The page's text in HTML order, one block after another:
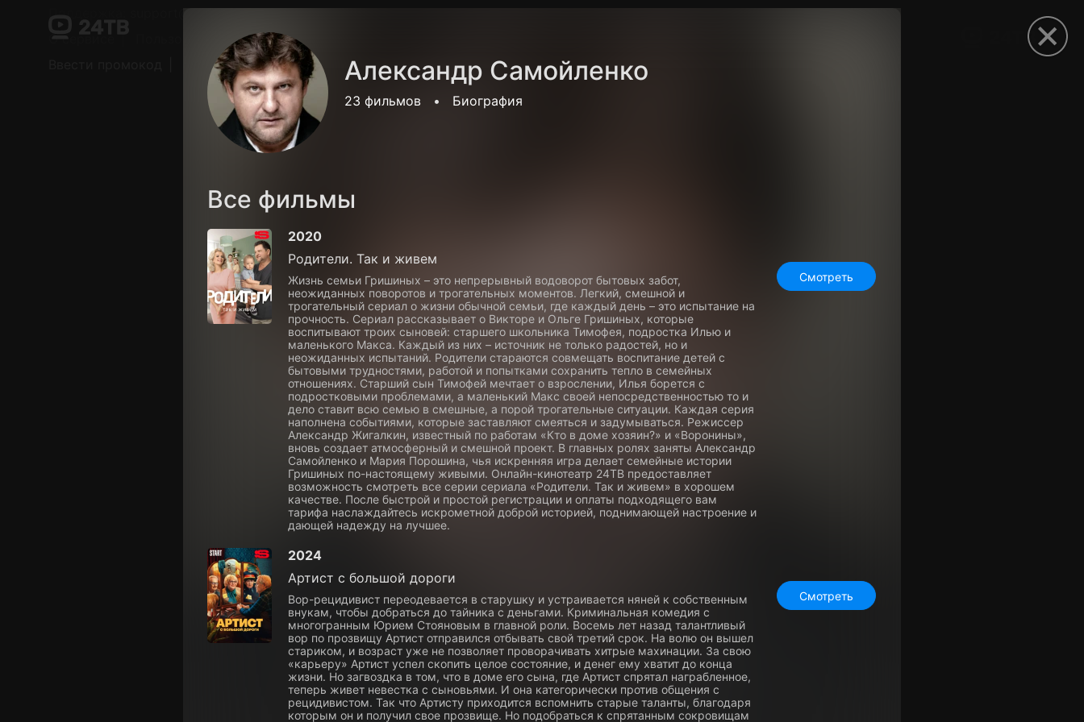
Александр Самойленко
23 фильмов • Биография
Все фильмы
2020
Родители. Так и живем
Жизнь семьи Гришиных – это непрерывный водоворот бытовых забот,
неожиданных поворотов и трогательных моментов. Легкий, смешной и
трогательный сериал о жизни обычной семьи, где каждый день – это испытание на
прочность. Сериал рассказывает о Викторе и Ольге Гришиных, которые
воспитывают троих сыновей: старшего школьника Тимофея, подростка Илью и
маленького Макса. Каждый из них – источник не только радостей, но и
неожиданных испытаний. Родители стараются совмещать воспитание детей с
бытовыми трудностями, работой и попытками сохранить тепло в семейных
отношениях. Старший сын Тимофей мечтает о взрослении, Илья борется с
подростковыми проблемами, а маленький Макс своей непосредственностью то и
дело ставит всю семью в смешные, а порой трогательные ситуации. Каждая серия
наполнена событиями, которые заставляют смеяться и задумываться. Режиссер
Александр Жигалкин, известный по работам «Кто в доме хозяин?» и «Воронины»,
вновь создает атмосферный и смешной проект. В главных ролях заняты Александр
Самойленко и Мария Порошина, чья искренняя игра делает семейные истории
Гришиных по-настоящему живыми. Онлайн-кинотеатр 24ТВ предоставляет
возможность смотреть все серии сериала «Родители. Так и живем» в хорошем
качестве. После быстрой и простой регистрации и оплаты подходящего вам
тарифа наслаждайтесь искрометной доброй историей, поднимающей настроение и
дающей надежду на лучшее.
Смотреть
2024
Артист с большой дороги
Вор-рецидивист переодевается в старушку и устраивается няней к собственным
внукам, чтобы добраться до тайника с деньгами. Криминальная комедия с
многогранным Юрием Стояновым в главной роли. Восемь лет назад талантливый
вор по прозвищу Артист отправился отбывать свой третий срок. На волю он вышел
стариком, и возраст уже не позволяет проворачивать хитрые махинации. За свою
«карьеру» Артист успел скопить целое состояние, и денег ему хватит до конца
жизни. Но загвоздка в том, что в доме его сына, где Артист спрятал награбленное,
теперь живет невестка с сыновьями. И она категорически против общения с
рецидивистом. Так что Артисту приходится вспомнить старые таланты, благодаря
которым он и получил свое прозвище. Но подобраться к спрятанным сокровищам
Смотреть
support@24h.tv
Пользовательское соглашение
Установить на ТВ Бесплатные каналы Контакты